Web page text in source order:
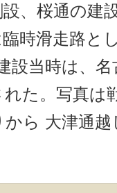
、桜通の建
時滑走路と
設当時は、
た。写真は
ら 大津通